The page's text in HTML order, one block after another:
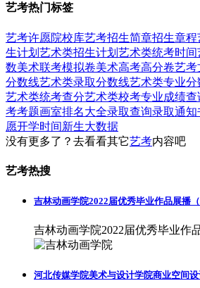
艺考热门标签
艺考许愿院校库艺考招生简章招生章程
生计划艺术类招生计划艺术类统考时间
数美术联考模拟卷美术高考高分卷艺考
分数线艺术类录取分数线艺术类专业分
艺术类统考查分艺术类校考专业成绩查
考考题画室排名大全录取查询录取通知
愿开学时间新生大数据
没有更多了？去看看其它艺考内容吧
艺考热搜
吉林动画学院2022届优秀毕业作品展播
吉林动画学院2022届优秀毕业作
河北传媒学院美术与设计学院商业空间